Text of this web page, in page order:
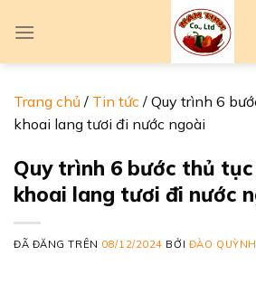
đến
Trang chủ / Tin tức / Quy trình 6
khoai lang tươi đi nước ngoài
Quy trình 6 bước thủ
khoai lang tươi đi nước
ĐÃ ĐĂNG TRÊN 08/12/2024 BỞI ĐÀO